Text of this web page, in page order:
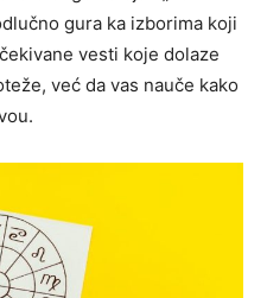
gura ka izborima koji
vesti koje dolaze
već da vas nauče kako